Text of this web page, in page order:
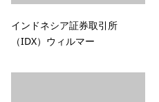
インドネシア証券取引所
（IDX）ウィルマー